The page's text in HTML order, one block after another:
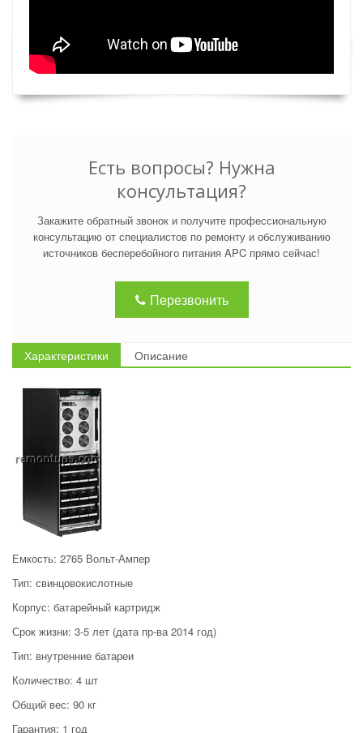
Есть вопросы? Нужна
консультация?
Закажите обратный звонок и получите профессиональную
консультацию от специалистов по ремонту и обслуживанию
источников бесперебойного питания APC прямо сейчас!
Перезвонить
Характеристики Описание
Емкость: 2765 Вольт-Ампер
Тип: свинцовокислотные
Корпус: батарейный картридж
Срок жизни: 3-5 лет (дата пр-ва 2014 год)
Тип: внутренние батареи
Количество: 4 шт
Общий вес: 90 кг
Гарантия: 1 год